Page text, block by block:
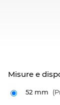
Misure e
52 mm